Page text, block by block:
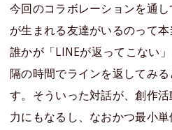
今回のコラボレーションを通し
が生まれる友達がいるのって本
誰かが「LINEが返ってこない
隔の時間でラインを返してみ
す。そういった対話が、創作
力にもなるし、なおかつ最小